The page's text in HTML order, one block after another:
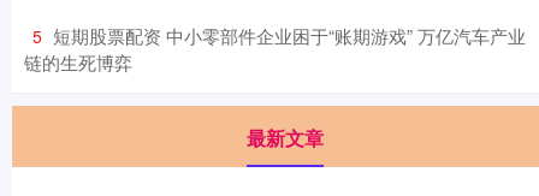
5 ​短期股票配资 中小零部件企业困于“账期游戏” 万亿汽车产业
链的生死博弈
最新文章